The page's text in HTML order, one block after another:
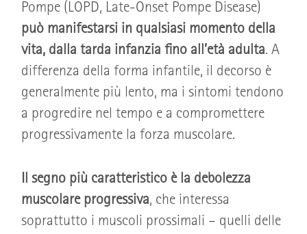
Pompe (LOPD, Late-Onset Pompe Disease)
può manifestarsi in qualsiasi momento della
vita, dalla tarda infanzia fino all’età adulta. A
differenza della forma infantile, il decorso è
generalmente più lento, ma i sintomi tendono
a progredire nel tempo e a compromettere
progressivamente la forza muscolare.
Il segno più caratteristico è la debolezza
muscolare progressiva, che interessa
soprattutto i muscoli prossimali – quelli delle